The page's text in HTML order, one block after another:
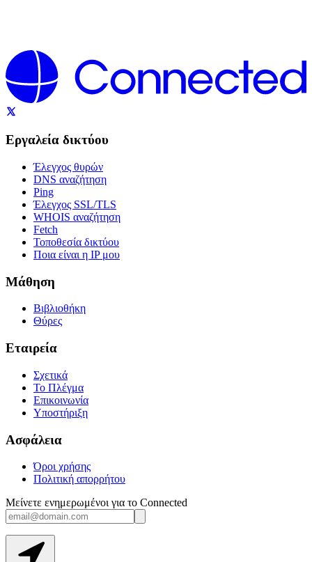
Εργαλεία δικτύου
Έλεγχος θυρών
DNS αναζήτηση
Ping
Έλεγχος SSL/TLS
WHOIS αναζήτηση
Fetch
Τοποθεσία δικτύου
Ποια είναι η IP μου
Μάθηση
Βιβλιοθήκη
Θύρες
Εταιρεία
Σχετικά
Το Πλέγμα
Επικοινωνία
Υποστήριξη
Ασφάλεια
Όροι χρήσης
Πολιτική απορρήτου
Μείνετε ενημερωμένοι για το Connected